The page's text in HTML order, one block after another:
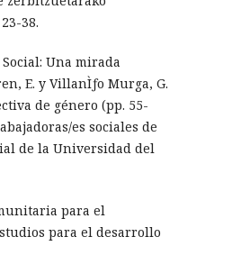
38.
Social: Una mirada
E. y VillanÌƒo Murga, G.
de género (pp. 55-
es sociales de
de la Universidad del
para el
para el desarrollo